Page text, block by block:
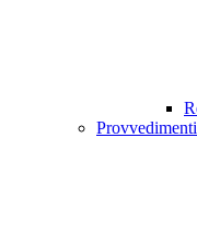
Provvedimenti